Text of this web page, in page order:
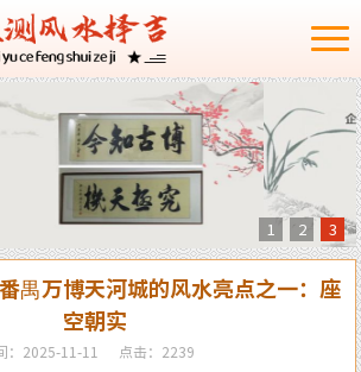
1 2 3
禺万博天河城的风水亮点之一：座
空朝实
：2025-11-11 点击：2239